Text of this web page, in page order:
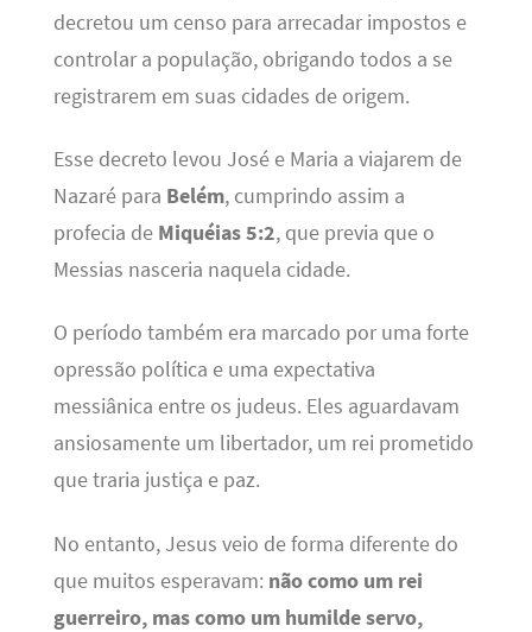
decretou um censo para arrecadar impostos e
controlar a população, obrigando todos a se
registrarem em suas cidades de origem.
Esse decreto levou José e Maria a viajarem de
Nazaré para Belém, cumprindo assim a
profecia de Miquéias 5:2, que previa que o
Messias nasceria naquela cidade.
O período também era marcado por uma forte
opressão política e uma expectativa
messiânica entre os judeus. Eles aguardavam
ansiosamente um libertador, um rei prometido
que traria justiça e paz.
No entanto, Jesus veio de forma diferente do
que muitos esperavam: não como um rei
guerreiro, mas como um humilde servo,